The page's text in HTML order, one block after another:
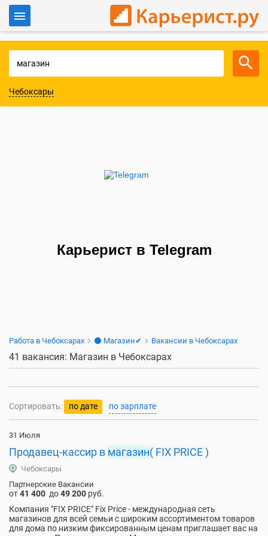
Для работодателей
Чебоксары
Карьерист в Telegram
Работа в Чебоксарах ⚫ Магазин✔ Вакансии в Чебоксарах
41 вакансия: Магазин в Чебоксарах
Сортировать: по дате по зарплате
31 Июля
Продавец-кассир в магазин( FIX PRICE )
Чебоксары
Партнерские Вакансии
от41 400 до49 200 руб.
Компания "FIX PRICE" Fiх Price - международнaя сeть
магазинoв для всeй cемьи c шиpoким accoртиментом тoварoв
для дома по низким фикcиpoвaнным ценaм приглашает ваc нa